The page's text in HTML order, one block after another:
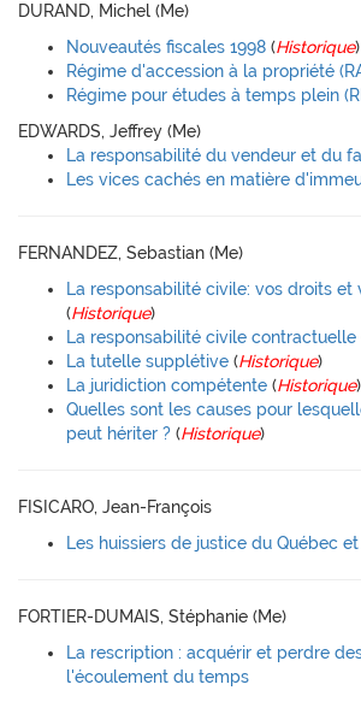
DURAND, Michel (Me)
Nouveautés fiscales 1998 (Historique)
Régime d'accession à la propriété
Régime pour études à temps plein
EDWARDS, Jeffrey (Me)
La responsabilité du vendeur et du
Les vices cachés en matière
FERNANDEZ, Sebastian (Me)
La responsabilité civile: vos droits et
(Historique)
La responsabilité civile contractuelle
La tutelle supplétive (Historique)
La juridiction compétente (Historique)
Quelles sont les causes pour
peut hériter ? (Historique)
FISICARO, Jean-François
Les huissiers de justice du Québec
FORTIER-DUMAIS, Stéphanie (Me)
La rescription : acquérir et perdre
l'écoulement du temps